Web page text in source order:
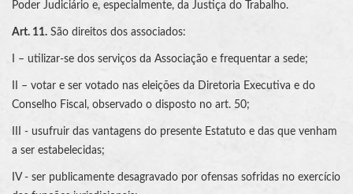
Poder Judiciário e, especialmente, da Justiça do Trabalho.
Art. 11. São direitos dos associados:
I – utilizar-se dos serviços da Associação e frequentar a sede;
II – votar e ser votado nas eleições da Diretoria Executiva e do
Conselho Fiscal, observado o disposto no art. 50;
III - usufruir das vantagens do presente Estatuto e das que venham
a ser estabelecidas;
IV - ser publicamente desagravado por ofensas sofridas no exercício